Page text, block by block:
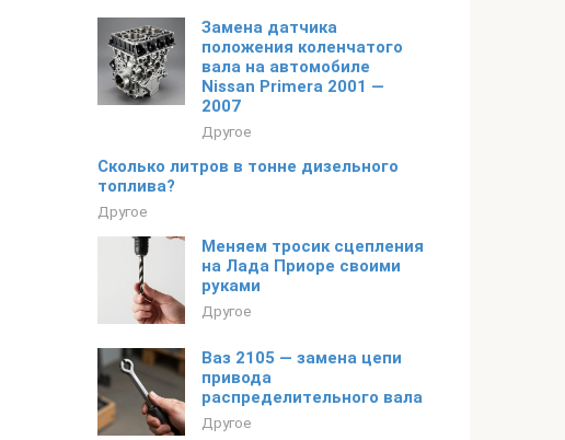
Замена датчика
положения коленчатого
вала на автомобиле
Nissan Primera 2001 —
2007
Другое
Сколько литров в тонне дизельного
топлива?
Другое
Меняем тросик сцепления
на Лада Приоре своими
руками
Другое
Ваз 2105 — замена цепи
привода
распределительного вала
Другое